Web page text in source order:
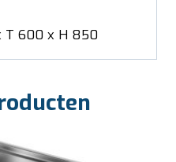
T 600 x H 850